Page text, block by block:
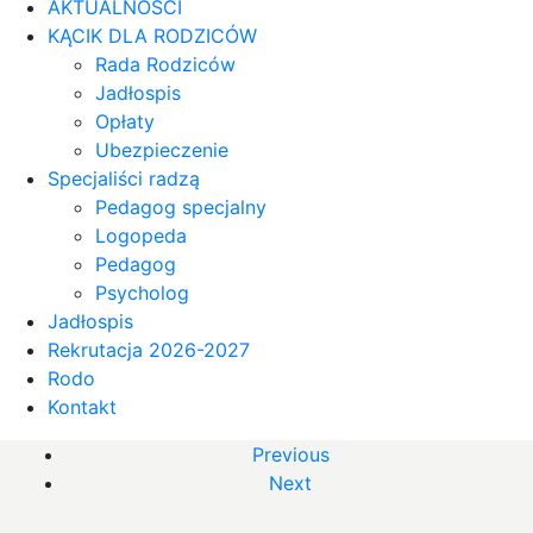
AKTUALNOŚCI
KĄCIK DLA RODZICÓW
Rada Rodziców
Jadłospis
Opłaty
Ubezpieczenie
Specjaliści radzą
Pedagog specjalny
Logopeda
Pedagog
Psycholog
Jadłospis
Rekrutacja 2026-2027
Rodo
Kontakt
Previous
Next